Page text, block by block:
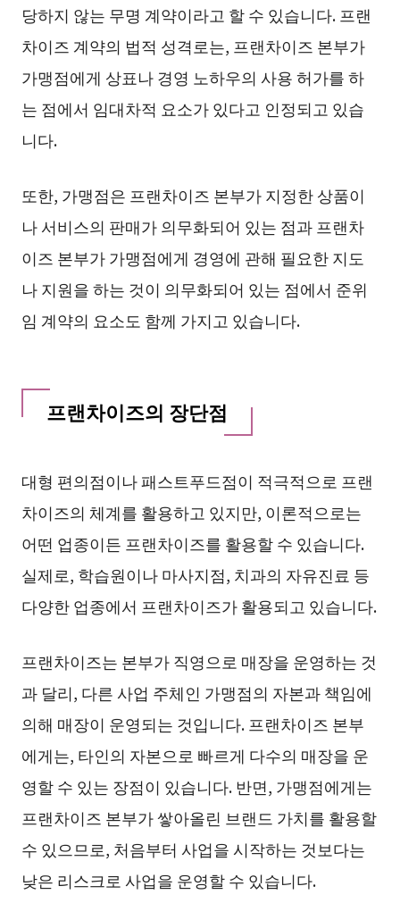
당하지 않는 무명 계약이라고 할 수 있습니다. 프랜
차이즈 계약의 법적 성격로는, 프랜차이즈 본부가
가맹점에게 상표나 경영 노하우의 사용 허가를 하
는 점에서 임대차적 요소가 있다고 인정되고 있습
니다.
또한, 가맹점은 프랜차이즈 본부가 지정한 상품이
나 서비스의 판매가 의무화되어 있는 점과 프랜차
이즈 본부가 가맹점에게 경영에 관해 필요한 지도
나 지원을 하는 것이 의무화되어 있는 점에서 준위
임 계약의 요소도 함께 가지고 있습니다.
프랜차이즈의 장단점
대형 편의점이나 패스트푸드점이 적극적으로 프랜
차이즈의 체계를 활용하고 있지만, 이론적으로는
어떤 업종이든 프랜차이즈를 활용할 수 있습니다.
실제로, 학습원이나 마사지점, 치과의 자유진료 등
다양한 업종에서 프랜차이즈가 활용되고 있습니다.
프랜차이즈는 본부가 직영으로 매장을 운영하는 것
과 달리, 다른 사업 주체인 가맹점의 자본과 책임에
의해 매장이 운영되는 것입니다. 프랜차이즈 본부
에게는, 타인의 자본으로 빠르게 다수의 매장을 운
영할 수 있는 장점이 있습니다. 반면, 가맹점에게는
프랜차이즈 본부가 쌓아올린 브랜드 가치를 활용할
수 있으므로, 처음부터 사업을 시작하는 것보다는
낮은 리스크로 사업을 운영할 수 있습니다.